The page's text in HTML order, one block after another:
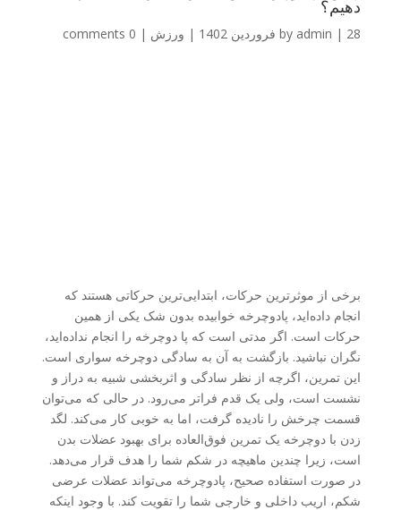
دهیم؟
by admin | 28 فروردین 1402 | ورزش |
0 comments
برخی از موثرترین حرکات، ابتدایی‌ترین حرکاتی هستند که
انجام داده‌اید، پادوچرخه خوابیده بدون شک یکی از همین
حرکات است. اگر مدتی است که پا دوچرخه را انجام نداده‌اید،
نگران نباشید. بازگشت به آن به سادگی دوچرخه سواری است.
این تمرین، اگرچه از نظر سادگی و اثربخشی شبیه به دراز و
نشست است، ولی یک قدم فراتر می‌رود. در حالی که می‌توان
قسمت چرخش را نادیده گرفت، اما به خوبی کار می‌کند. لگد
زدن با دوچرخه یک تمرین فوق‌العاده برای بهبود عضلات بدن
است، زیرا چندین ماهیچه در شکم شما را هدف قرار می‌دهد.
در صورت استفاده صحیح، پادوچرخه می‌تواند عضلات عرضی
شکم، اریب داخلی و خارجی شما را تقویت کند. با وجود اینکه